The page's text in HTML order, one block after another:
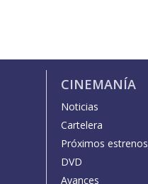
CINEMANÍA
Noticias
Cartelera
Próximos estrenos
DVD
Avances